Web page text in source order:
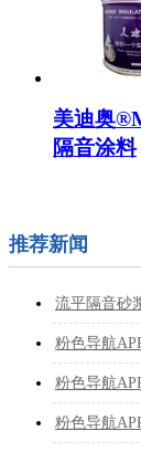
美迪奥
隔音涂料
推荐新闻
流平隔音砂
粉色导航
粉色导航
粉色导航